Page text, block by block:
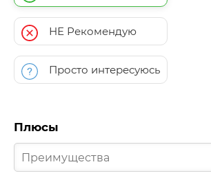
НЕ Рекомендую
Просто интересуюсь
Плюсы